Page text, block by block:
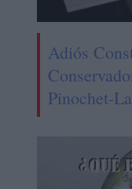
Adiós
Pinochet-